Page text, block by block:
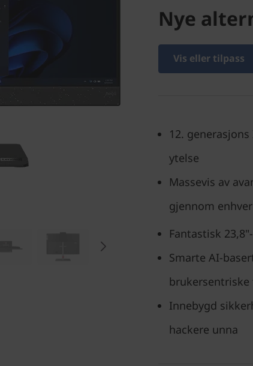
Nye
Vis eller tilpass
12.
ytelse
Massevis av
gjennom
Fantastisk
Smarte AI-
Innebygd
hackere unna